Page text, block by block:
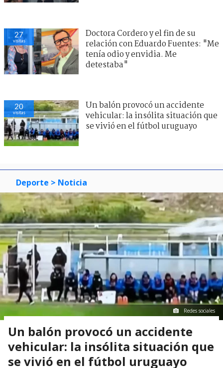
27
visitas
Doctora Cordero y el fin de su
relación con Eduardo Fuentes: "Me
tenía odio y envidia. Me
detestaba"
20
visitas
Un balón provocó un accidente
vehicular: la insólita situación que
se vivió en el fútbol uruguayo
Deporte > Noticia
Redes sociales
Un balón provocó un accidente
vehicular: la insólita situación que
se vivió en el fútbol uruguayo